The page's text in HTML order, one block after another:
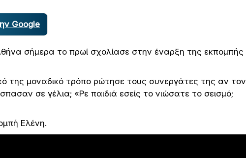
Google
σήμερα το πρωί σχολίασε στην έναρξη της εκπομπής
της μοναδικό τρόπο ρώτησε τους συνεργάτες της αν τον
σε γέλια; «Ρε παιδιά εσείς το νιώσατε το σεισμό;
Ελένη.